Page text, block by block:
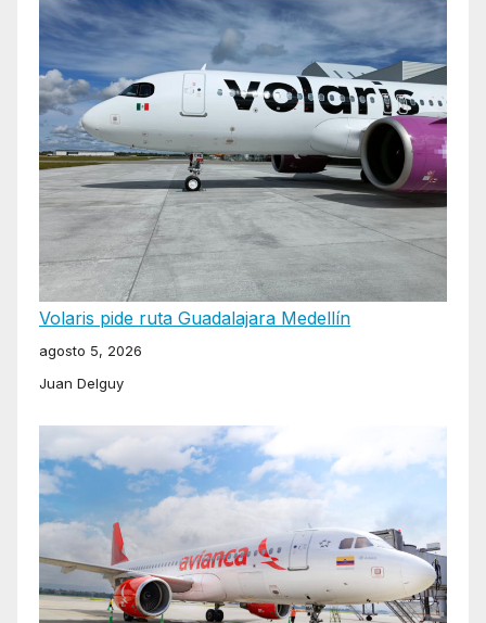
Volaris pide ruta Guadalajara Medellín
agosto 5, 2026
Juan Delguy